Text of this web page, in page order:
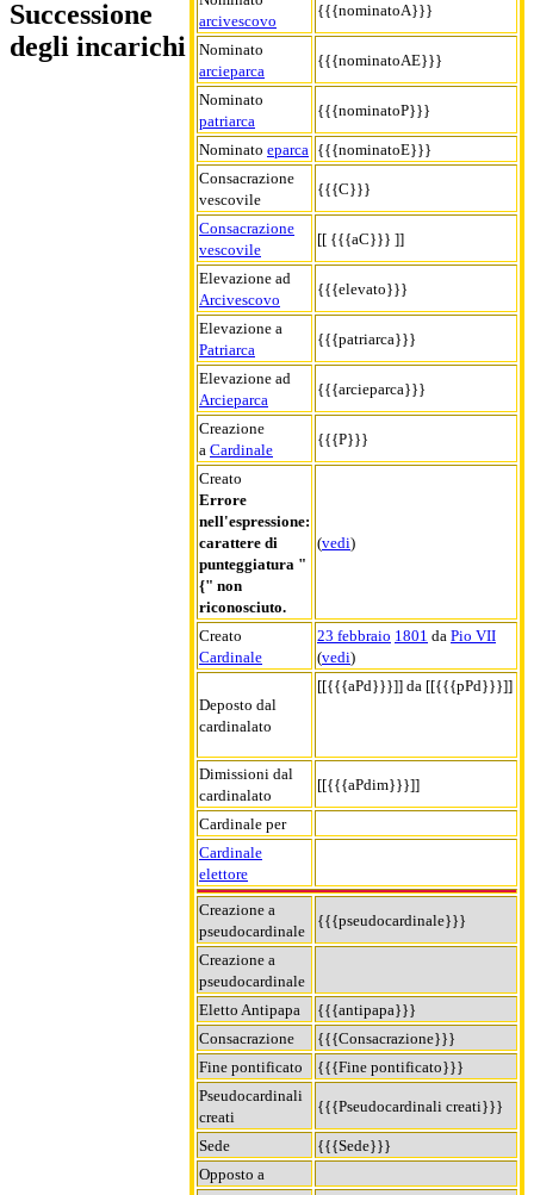
arcivescovo
{{{nominatoA}}}
Nominato
arcieparca
{{{nominatoAE}}}
Nominato
patriarca
{{{nominatoP}}}
Nominato eparca {{{nominatoE}}}
Consacrazione
vescovile
{{{C}}}
Consacrazione
vescovile
[[ {{{aC}}} ]]
Elevazione ad
Arcivescovo
{{{elevato}}}
Elevazione a
Patriarca
{{{patriarca}}}
Elevazione ad
Arcieparca
{{{arcieparca}}}
Creazione
a Cardinale
{{{P}}}
Creato
Errore
nell'espressione:
carattere di
punteggiatura "
{" non
riconosciuto.
(vedi)
Creato
Cardinale
23 febbraio 1801 da Pio VII
(vedi)
Deposto dal
cardinalato
[[{{{aPd}}}]] da [[{{{pPd}}}]]
Dimissioni dal
cardinalato
[[{{{aPdim}}}]]
Cardinale per
Cardinale
elettore
Creazione a
pseudocardinale
{{{pseudocardinale}}}
Creazione a
pseudocardinale
Eletto Antipapa
{{{antipapa}}}
Consacrazione
{{{Consacrazione}}}
Fine pontificato
{{{Fine pontificato}}}
Pseudocardinali
creati
{{{Pseudocardinali creati}}}
Sede
{{{Sede}}}
Opposto a
Successione
degli incarichi